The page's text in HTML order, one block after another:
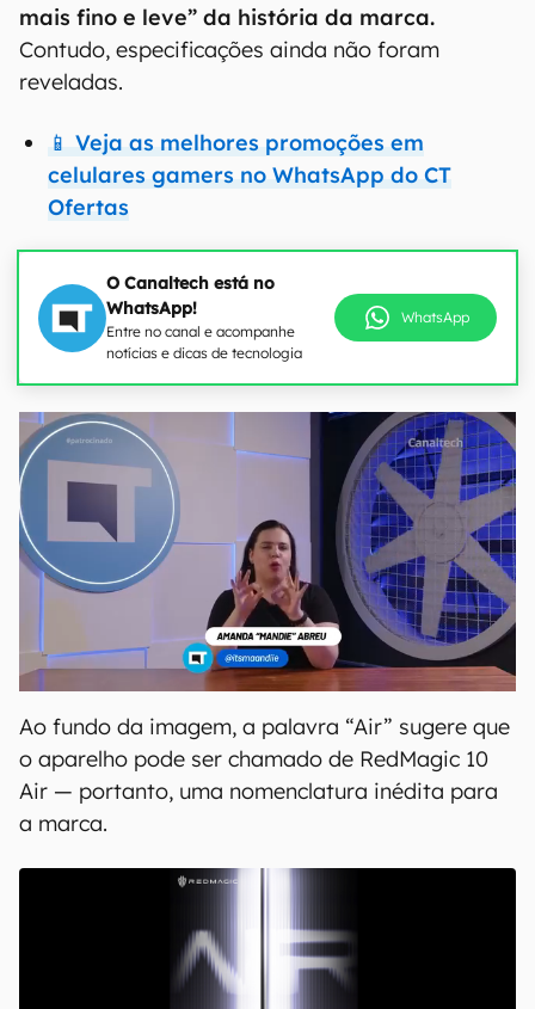
mais fino e leve” da história da marca.
Contudo, especificações ainda não foram
reveladas.
📱 Veja as melhores promoções em
celulares gamers no WhatsApp do CT
Ofertas
O Canaltech está no
WhatsApp!
Entre no canal e acompanhe
notícias e dicas de tecnologia
WhatsApp
Ao fundo da imagem, a palavra “Air” sugere que
o aparelho pode ser chamado de RedMagic 10
Air — portanto, uma nomenclatura inédita para
a marca.